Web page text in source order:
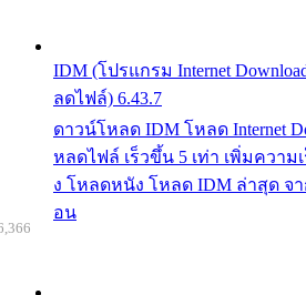
IDM (โปรแกรม Internet
ลดไฟล์) 6.43.7
ดาวน์โหลด IDM โหลด Internet
หลดไฟล์ เร็วขึ้น 5 เท่า เพิ่มความ
ง โหลดหนัง โหลด IDM ล่าสุด จา
อน